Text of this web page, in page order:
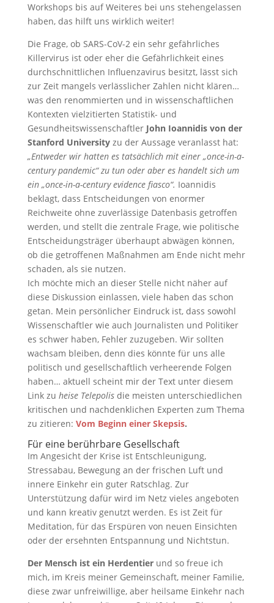
Workshops bis auf Weiteres bei uns stehengelassen
haben, das hilft uns wirklich weiter!
Die Frage, ob SARS-CoV-2 ein sehr gefährliches
Killervirus ist oder eher die Gefährlichkeit eines
durchschnittlichen Influenzavirus besitzt, lässt sich
zur Zeit mangels verlässlicher Zahlen nicht klären…
was den renommierten und in wissenschaftlichen
Kontexten vielzitierten Statistik- und
Gesundheitswissenschaftler John Ioannidis von der
Stanford Universityzu der Aussage veranlasst hat:
„Entweder wir hatten es tatsächlich mit einer „once-in-a-
century pandemic“ zu tun oder aber es handelt sich um
ein „once-in-a-century evidence fiasco“. Ioannidis
beklagt, dass Entscheidungen von enormer
Reichweite ohne zuverlässige Datenbasis getroffen
werden, und stellt die zentrale Frage, wie politische
Entscheidungsträger überhaupt abwägen können,
ob die getroffenen Maßnahmen am Ende nicht mehr
schaden, als sie nutzen.
Ich möchte mich an dieser Stelle nicht näher auf
diese Diskussion einlassen, viele haben das schon
getan. Mein persönlicher Eindruck ist, dass sowohl
Wissenschaftler wie auch Journalisten und Politiker
es schwer haben, Fehler zuzugeben. Wir sollten
wachsam bleiben, denn dies könnte für uns alle
politisch und gesellschaftlich verheerende Folgen
haben… aktuell scheint mir der Text unter diesem
Link zu heise Telepolisdie meisten unterschiedlichen
kritischen und nachdenklichen Experten zum Thema
zu zitieren: Vom Beginn einer Skepsis.
Für eine berührbare Gesellschaft
Im Angesicht der Krise ist Entschleunigung,
Stressabau, Bewegung an der frischen Luft und
innere Einkehr ein guter Ratschlag. Zur
Unterstützung dafür wird im Netz vieles angeboten
und kann kreativ genutzt werden. Es ist Zeit für
Meditation, für das Erspüren von neuen Einsichten
oder der ersehnten Entspannung und Nichtstun.
Der Mensch ist ein Herdentierund so freue ich
mich, im Kreis meiner Gemeinschaft, meiner Familie,
diese zwar unfreiwillige, aber heilsame Einkehr nach